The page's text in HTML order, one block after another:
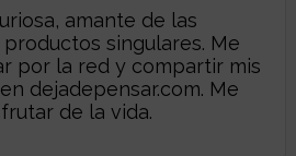
amante de las
singulares. Me
por la red y compartir mis
dejadepensar.com. Me
de la vida.